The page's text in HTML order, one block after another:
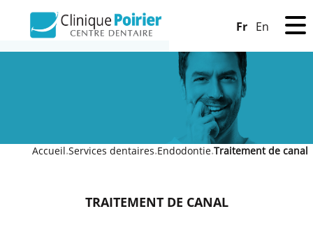
Fr En
Accueil »Services dentaires »Endodontie»Traitement de canal
TRAITEMENT DE CANAL